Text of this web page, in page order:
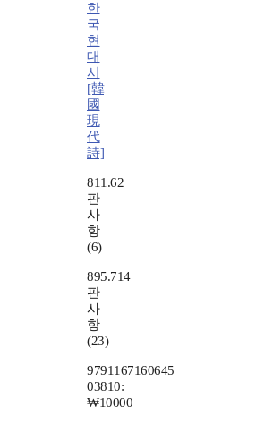
한
국
현
대
시
[韓
國
現
代
詩]
811.62
판
사
항
(6)
895.714
판
사
항
(23)
9791167160645
03810:
₩10000